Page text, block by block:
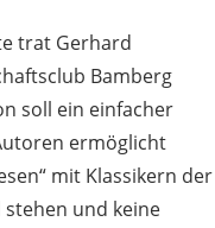
trat Gerhard
Bamberg
soll ein einfacher
ermöglicht
mit Klassikern der
und keine